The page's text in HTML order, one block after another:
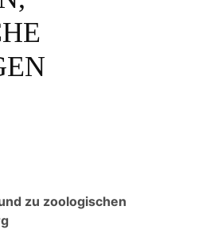
zu zoologischen